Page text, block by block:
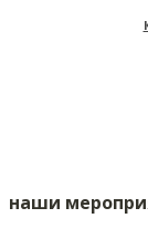
наши